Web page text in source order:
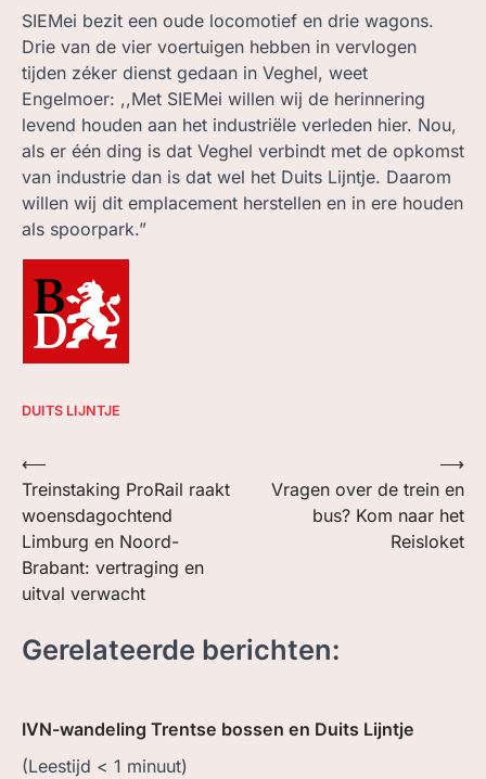
SIEMei bezit een oude locomotief en drie wagons.
Drie van de vier voertuigen hebben in vervlogen
tijden zéker dienst gedaan in Veghel, weet
Engelmoer: ,,Met SIEMei willen wij de herinnering
levend houden aan het industriële verleden hier. Nou,
als er één ding is dat Veghel verbindt met de opkomst
van industrie dan is dat wel het Duits Lijntje. Daarom
willen wij dit emplacement herstellen en in ere houden
als spoorpark.”
DUITS LIJNTJE
Bericht
navigatie
⟵
Treinstaking ProRail raakt
woensdagochtend
Limburg en Noord-
Brabant: vertraging en
uitval verwacht
Vragen over de trein en
bus? Kom naar het
Reisloket
⟶
Gerelateerde berichten:
IVN-wandeling Trentse bossen en Duits Lijntje
(Leestijd < 1 minuut)